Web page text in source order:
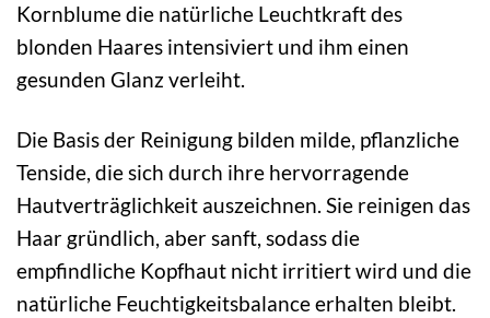
Kornblume die natürliche Leuchtkraft des
blonden Haares intensiviert und ihm einen
gesunden Glanz verleiht.
Die Basis der Reinigung bilden milde, pflanzliche
Tenside, die sich durch ihre hervorragende
Hautverträglichkeit auszeichnen. Sie reinigen das
Haar gründlich, aber sanft, sodass die
empfindliche Kopfhaut nicht irritiert wird und die
natürliche Feuchtigkeitsbalance erhalten bleibt.